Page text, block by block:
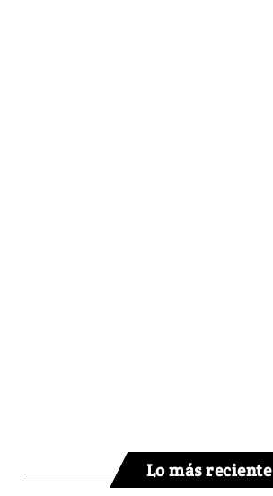
Lo más reciente